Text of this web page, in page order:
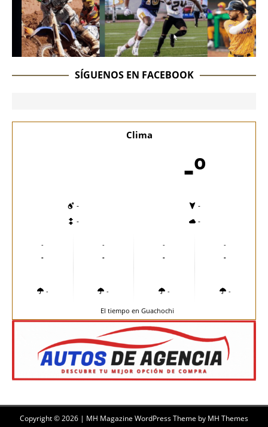
SÍGUENOS EN FACEBOOK
Clima
-º
-
-
-
-
-
-
-
-
-
-
-
-
-
-
-
-
El tiempo en Guachochi
Copyright © 2026 | MH Magazine WordPress Theme by MH Themes